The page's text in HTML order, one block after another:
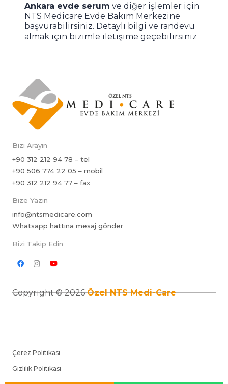
Ankara evde serum ve diğer işlemler için
NTS Medicare Evde Bakım Merkezine
başvurabilirsiniz. Detaylı bilgi ve randevu
almak için bizimle iletişime geçebilirsiniz
Bizi Arayın
+90 312 212 94 78 – tel
+90 506 774 22 05 – mobil
+90 312 212 94 77 – fax
Bize Yazın
info@ntsmedicare.com
Whatsapp hattına mesaj gönder
Bizi Takip Edin
Copyright © 2026 Özel NTS Medi-Care
Çerez Politikası
Gizlilik Politikası